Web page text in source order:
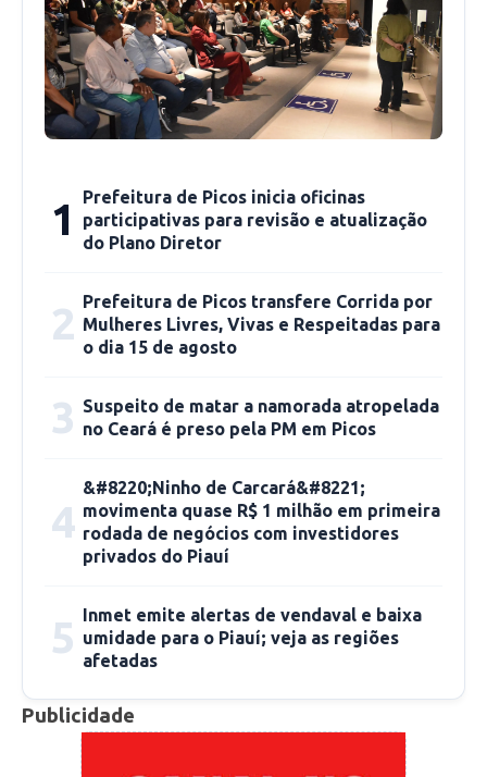
crimes violentos em todo o território estadual,
reflexo de uma estratégia baseada na
integração institucional e no fortalecimento
das investigações criminais.
contribuindo por meio de denúncias anônimas
de homicídios, tráfico de drogas e outras
preservada e a colaboração da comunidade é
considerada essencial para salvar vidas e
violência em Picos.
1
Prefeitura de Picos inicia oficinas
participativas para revisão e atualização
do Plano Diretor
2 Prefeitura de Picos transfere Corrida por
Mulheres Livres, Vivas e Respeitadas para
o dia 15 de agosto
3 Suspeito de matar a namorada atropelada
no Ceará é preso pela PM em Picos
4
&#8220;Ninho de Carcará&#8221;
movimenta quase R$ 1 milhão em primeira
rodada de negócios com investidores
privados do Piauí
5 Inmet emite alertas de vendaval e baixa
umidade para o Piauí; veja as regiões
afetadas
Publicidade